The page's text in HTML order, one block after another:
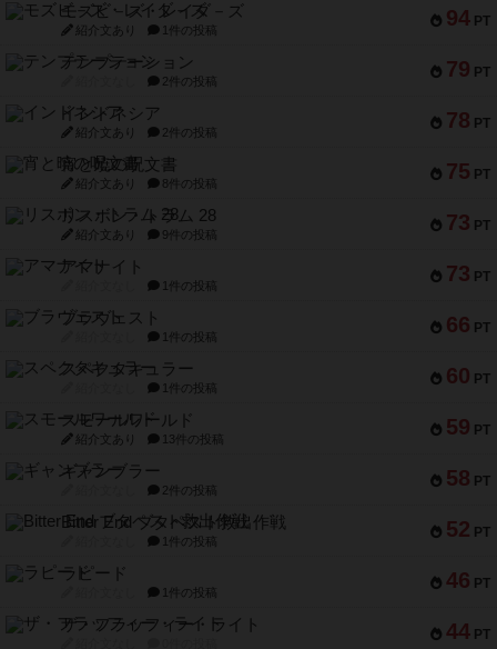
94 PT
モズビ－ズ・レイダ－ズ
紹介文あり 1件の投稿
79 PT
テンプテーション
2件の投稿
78 PT
インドネシア
紹介文あり 2件の投稿
75 PT
宵と暁の呪文書
紹介文あり 8件の投稿
73 PT
リスボン・トラム 28
紹介文あり 9件の投稿
73 PT
アマナイト
1件の投稿
66 PT
ブラヴェスト
1件の投稿
60 PT
スペクタキュラー
1件の投稿
59 PT
スモールワールド
紹介文あり 13件の投稿
58 PT
ギャンブラー
2件の投稿
52 PT
Bitter End ブタペスト救出作戦
1件の投稿
46 PT
ラピード
1件の投稿
44 PT
ザ・フラッフィー・ライト